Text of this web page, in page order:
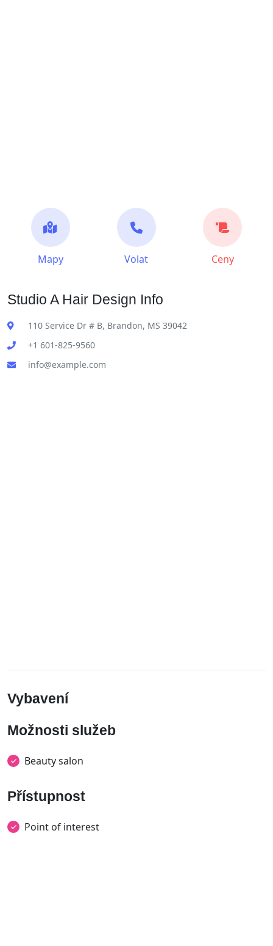
Mapy Volat Ceny
Studio A Hair Design Info
110 Service Dr # B, Brandon, MS 39042
+1 601-825-9560
info@example.com
Vybavení
Možnosti služeb
Beauty salon
Přístupnost
Point of interest